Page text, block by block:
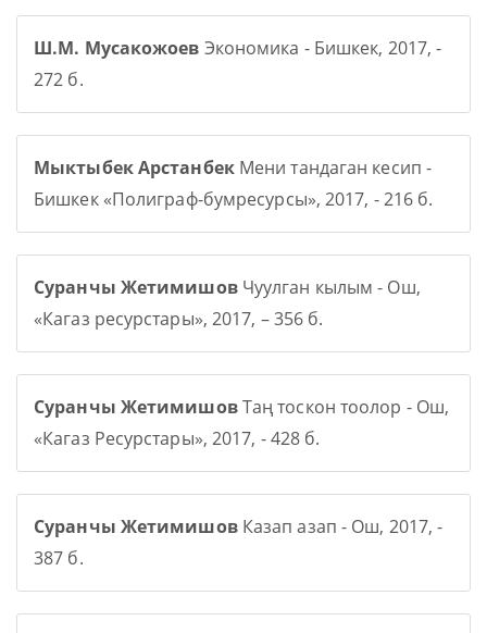
Ш.М. Мусакожоев Экономика - Бишкек, 2017, -
272 б.
Мыктыбек АрстанбекМени тандаган кесип -
Бишкек «Полиграф-бумресурсы», 2017, - 216 б.
Суранчы ЖетимишовЧуулган кылым - Ош,
«Кагаз ресурстары», 2017, – 356 б.
Суранчы ЖетимишовТаң тоскон тоолор - Ош,
«Кагаз Ресурстары», 2017, - 428 б.
Суранчы ЖетимишовКазап азап - Ош, 2017, -
387 б.